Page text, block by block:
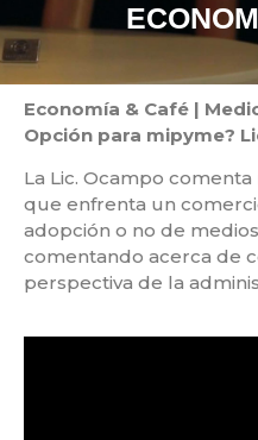
Economía & Café |
Opción para mipyme?
La Lic. Ocampo
que enfrenta un
adopción o no de
comentando acerca de
perspectiva de la